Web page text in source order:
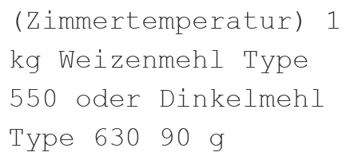
(Zimmertemperatur) 1
kg Weizenmehl Type
550 oder Dinkelmehl
Type 630 90 g